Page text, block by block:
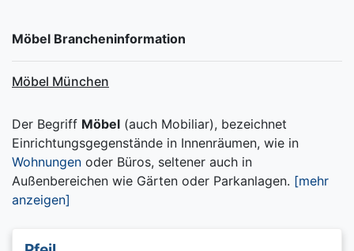
Möbel Brancheninformation
Möbel München
Der Begriff Möbel (auch Mobiliar), bezeichnet
Einrichtungsgegenstände in Innenräumen, wie in
Wohnungen oder Büros, seltener auch in
Außenbereichen wie Gärten oder Parkanlagen. [mehr
anzeigen]